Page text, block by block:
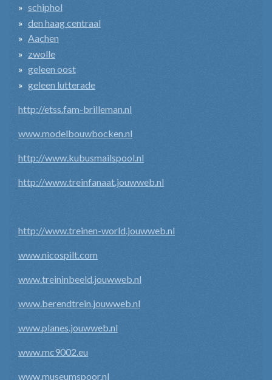
schiphol
den haag centraal
Aachen
zwolle
geleen oost
geleen lutterade
http://etss.fam-brilleman.nl
www.modelbouwbocken.nl
http://www.kubusmailspool.nl
http://www.treinfanaat.jouwweb.nl
http://www.treinen-world.jouwweb.nl
www.nicospilt.com
www.treininbeeld.jouwweb.nl
www.berendtrein.jouwweb.nl
www.planes.jouwweb.nl
www.mc9002.eu
www.museumspoor.nl